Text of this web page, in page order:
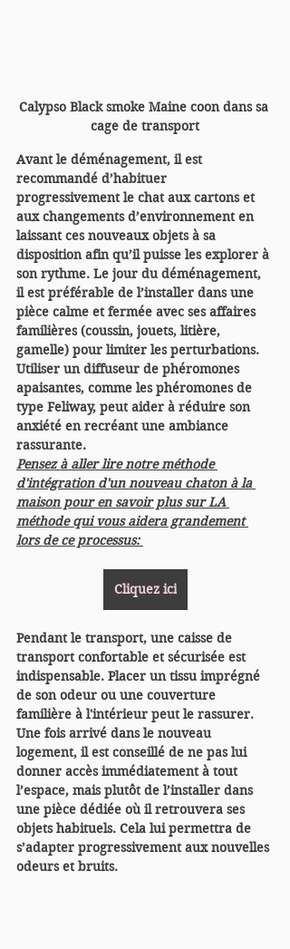
Calypso Black smoke Maine coon dans sa
cage de transport
Avant le déménagement, il est
recommandé d’habituer
progressivement le chat aux cartons et
aux changements d’environnement en
laissant ces nouveaux objets à sa
disposition afin qu’il puisse les explorer à
son rythme. Le jour du déménagement,
il est préférable de l’installer dans une
pièce calme et fermée avec ses affaires
familières (coussin, jouets, litière,
gamelle) pour limiter les perturbations.
Utiliser un diffuseur de phéromones
apaisantes, comme les phéromones de
type Feliway, peut aider à réduire son
anxiété en recréant une ambiance
rassurante.
Pensez à aller lire notre méthode
d'intégration d'un nouveau chaton à la
maison pour en savoir plus sur LA
méthode qui vous aidera grandement
lors de ce processus:
Cliquez ici
Pendant le transport, une caisse de
transport confortable et sécurisée est
indispensable. Placer un tissu imprégné
de son odeur ou une couverture
familière à l'intérieur peut le rassurer.
Une fois arrivé dans le nouveau
logement, il est conseillé de ne pas lui
donner accès immédiatement à tout
l’espace, mais plutôt de l’installer dans
une pièce dédiée où il retrouvera ses
objets habituels. Cela lui permettra de
s’adapter progressivement aux nouvelles
odeurs et bruits.